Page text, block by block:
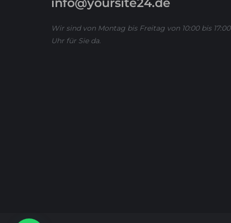
Wir sind von Montag bis Freitag von 10:00 bis 17:00
Uhr für Sie da.